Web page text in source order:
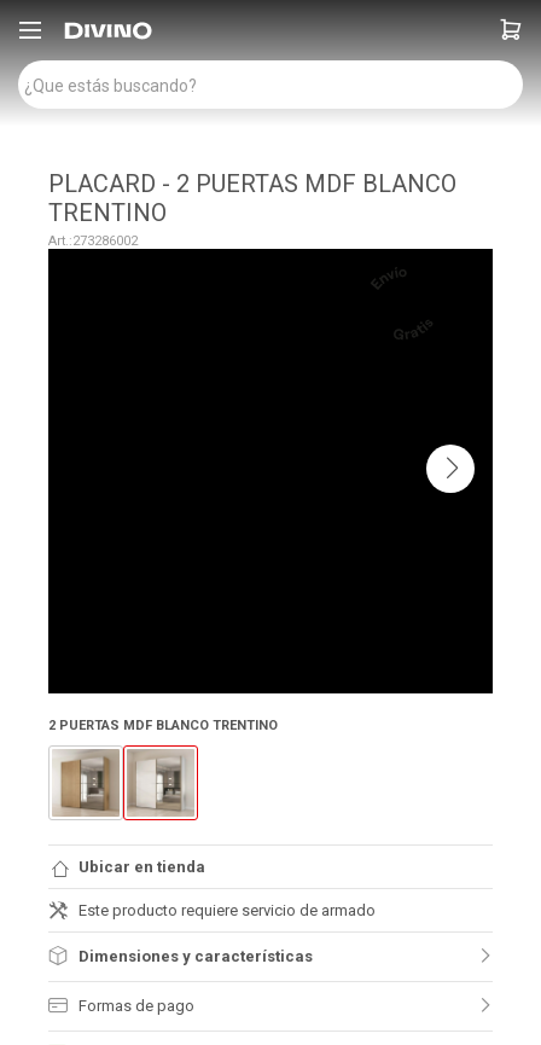

PLACARD - 2 PUERTAS MDF BLANCO
TRENTINO
273286002
2 PUERTAS MDF BLANCO TRENTINO
Ubicar en tienda
Este producto requiere servicio de armado
Dimensiones y características
Formas de pago